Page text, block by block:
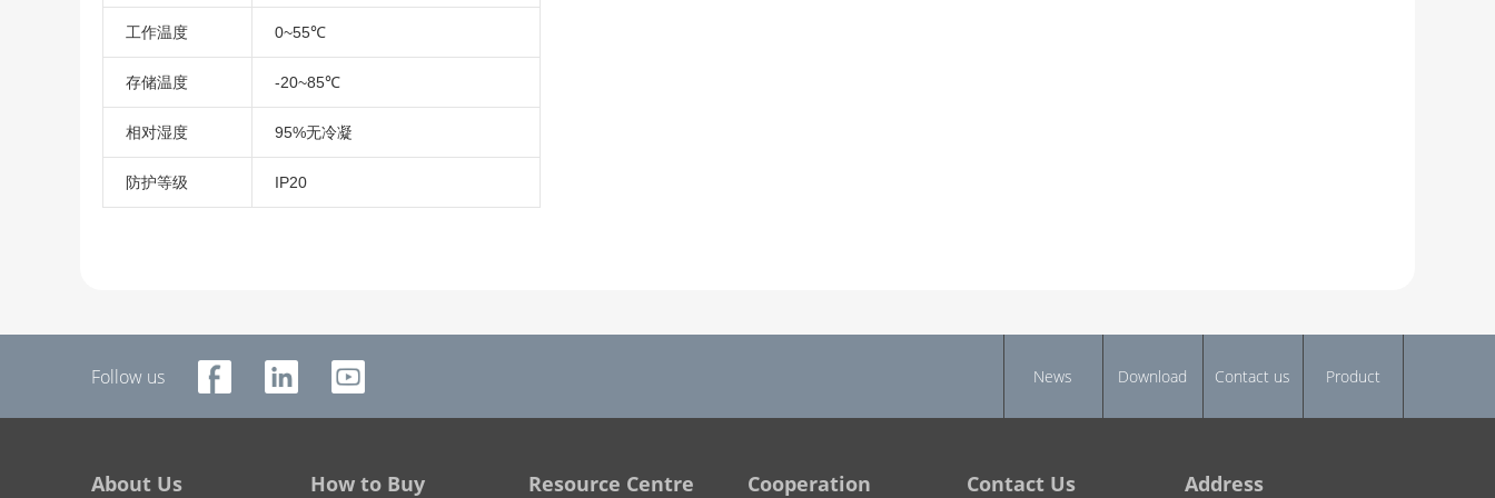
工作温度 0~55℃
存储温度 -20~85℃
相对湿度 95%无冷凝
防护等级 IP20
Follow us News Download Contact us Product
About Us How to Buy Resource Centre Cooperation Contact Us Address